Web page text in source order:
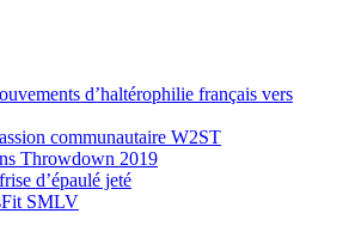
d’haltérophilie français vers
communautaire W2ST
Throwdown 2019
d’épaulé jeté
SMLV